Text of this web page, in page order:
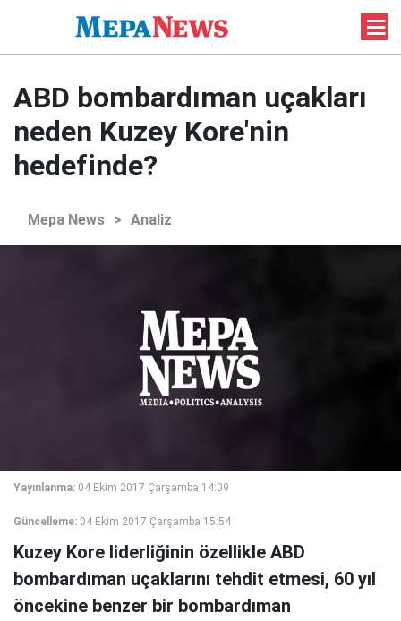
ABD bombardıman uçakları
neden Kuzey Kore'nin
hedefinde?
Mepa News > Analiz
Yayınlanma: 04 Ekim 2017 Çarşamba 14:09
Güncelleme: 04 Ekim 2017 Çarşamba 15:54
Kuzey Kore liderliğinin özellikle ABD
bombardıman uçaklarını tehdit etmesi, 60 yıl
öncekine benzer bir bombardıman